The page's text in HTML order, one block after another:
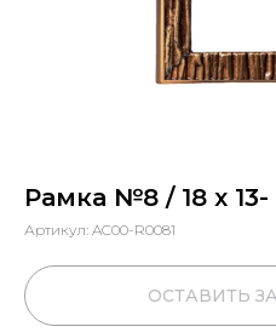
Рамка №8 / 18 х 13-
Артикул: AC00-R0081
ОСТАВИТЬ